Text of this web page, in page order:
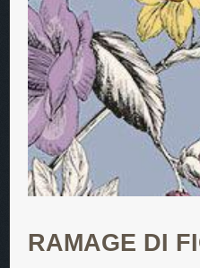
RAMAGE DI